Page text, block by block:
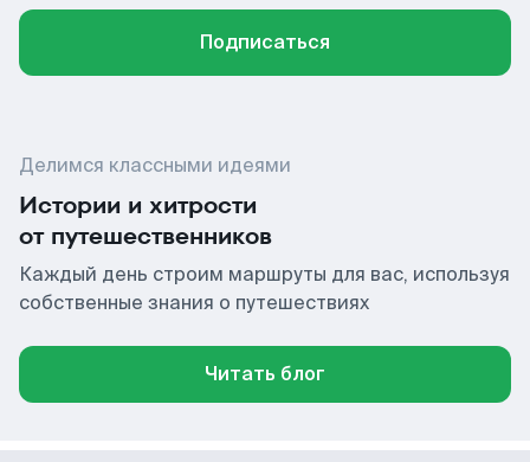
Подписаться
Делимся классными идеями
Истории и хитрости
от путешественников
Каждый день строим маршруты для вас, используя
собственные знания о путешествиях
Читать блог